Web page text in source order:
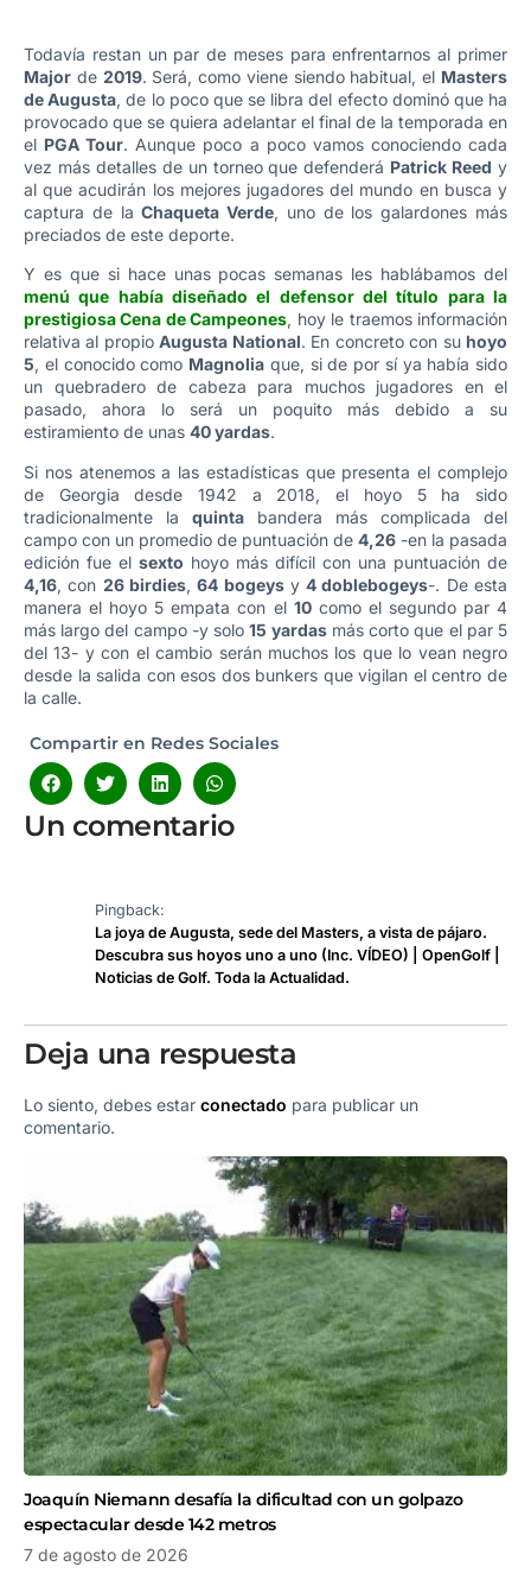
Todavía restan un par de meses para enfrentarnos al primer
Major de 2019. Será, como viene siendo habitual, el Masters
de Augusta, de lo poco que se libra del efecto dominó que ha
provocado que se quiera adelantar el final de la temporada en
el PGA Tour. Aunque poco a poco vamos conociendo cada
vez más detalles de un torneo que defenderá Patrick Reed y
al que acudirán los mejores jugadores del mundo en busca y
captura de laChaqueta Verde, uno de los galardones más
preciados de este deporte.
Y es que si hace unas pocas semanas les hablábamos del
menú que había diseñado el defensor del título para la
prestigiosa Cena de Campeones, hoy le traemos información
relativa al propioAugusta National. En concreto con su hoyo
5, el conocido como Magnolia que, si de por sí ya había sido
un quebradero de cabeza para muchos jugadores en el
pasado, ahora lo será un poquito más debido a su
estiramiento de unas 40 yardas.
Si nos atenemos a las estadísticas que presenta el complejo
de Georgia desde 1942 a 2018, el hoyo 5 ha sido
tradicionalmente la quinta bandera más complicada del
campo con un promedio de puntuación de 4,26 -en la pasada
edición fue el sexto hoyo más difícil con una puntuación de
4,16, con 26 birdies,64 bogeysy4 doblebogeys-. De esta
manera el hoyo 5 empata con el 10como el segundo par 4
más largo del campo -y solo15 yardasmás corto que el par 5
del 13- y con el cambio serán muchos los que lo vean negro
desde la salida con esos dos bunkers que vigilan el centro de
la calle.
Compartir en Redes Sociales
Un comentario
Pingback:
La joya de Augusta, sede del Masters, a vista de pájaro.
Descubra sus hoyos uno a uno (Inc. VÍDEO) | OpenGolf |
Noticias de Golf. Toda la Actualidad.
Deja una respuesta
Lo siento, debes estar conectado para publicar un
comentario.
Joaquín Niemann desafía la dificultad con un golpazo
espectacular desde 142 metros
7 de agosto de 2026